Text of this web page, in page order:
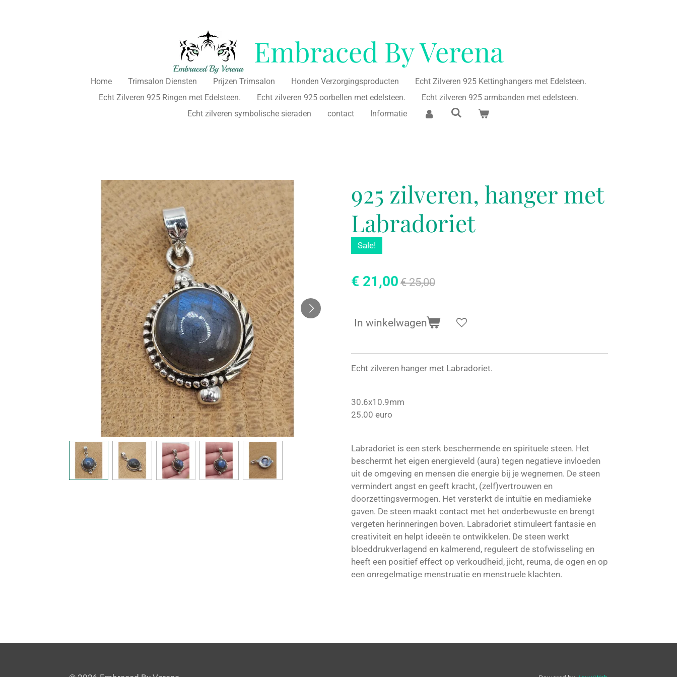
Embraced By Verena
Home Trimsalon Diensten Prijzen Trimsalon Honden Verzorgingsproducten
Echt Zilveren 925 Kettinghangers met Edelsteen.
Echt Zilveren 925 Ringen met Edelsteen.
Echt zilveren 925 oorbellen met edelsteen.
Echt zilveren 925 armbanden met edelsteen.
Echt zilveren symbolische sieraden
contact Informatie
925 zilveren, hanger met
Labradoriet
Sale!
€ 21,00 € 25,00
In winkelwagen
Echt zilveren hanger met Labradoriet.
30.6x10.9mm
25.00 euro
Labradoriet is een sterk beschermende en spirituele steen. Het
beschermt het eigen energieveld (aura) tegen negatieve invloeden
uit de omgeving en mensen die energie bij je wegnemen. De steen
vermindert angst en geeft kracht, (zelf)vertrouwen en
doorzettingsvermogen. Het versterkt de intuïtie en mediamieke
gaven. De steen maakt contact met het onderbewuste en brengt
vergeten herinneringen boven. Labradoriet stimuleert fantasie en
creativiteit en helpt ideeën te ontwikkelen. De steen werkt
bloeddrukverlagend en kalmerend, reguleert de stofwisseling en
heeft een positief effect op verkoudheid, jicht, reuma, de ogen en op
een onregelmatige menstruatie en menstruele klachten.